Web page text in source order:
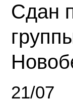
Сдан
21/07